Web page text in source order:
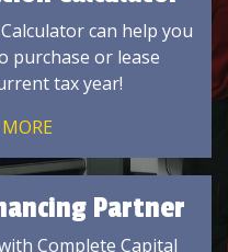
can help you
purchase or lease
tax year!
Partner
Complete Capital